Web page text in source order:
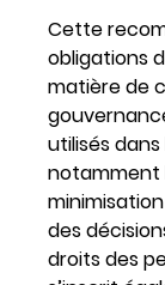
Cette
obligations
matière de
utilisés
notamment
des
droits des